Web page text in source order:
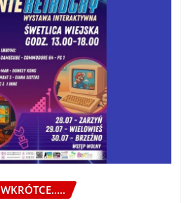
WKRÓTCE.....